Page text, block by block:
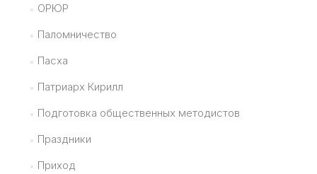
ОРЮР
Паломничество
Пасха
Патриарх Кирилл
Подготовка общественных методистов
Праздники
Приход